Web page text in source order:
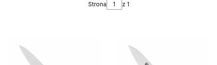
Strona z 1